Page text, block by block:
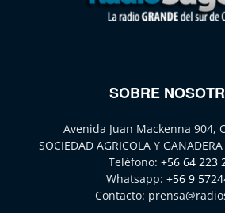
SOBRE
Avenida Juan Mackenna 904,
SOCIEDAD AGRICOLA Y
Teléfono: +56 64 223
Whatsapp: +56 9
Contacto: